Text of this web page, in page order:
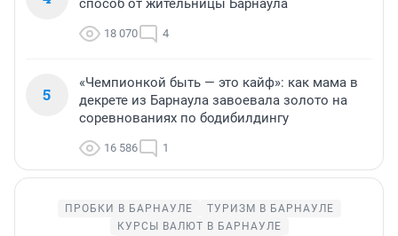
18 070 4
5
«Чемпионкой быть — это кайф»: как мама в
декрете из Барнаула завоевала золото на
соревнованиях по бодибилдингу
16 586 1
ПРОБКИ В БАРНАУЛЕ
ТУРИЗМ В БАРНАУЛЕ
КУРСЫ ВАЛЮТ В БАРНАУЛЕ